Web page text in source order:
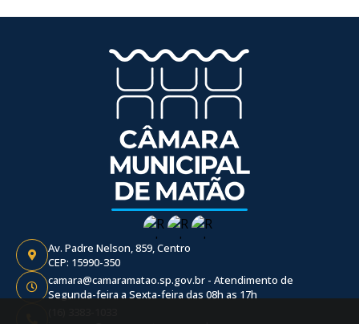
Av. Padre Nelson, 859, Centro
CEP: 15990-350
camara@camaramatao.sp.gov.br - Atendimento de
Segunda-feira a Sexta-feira das 08h as 17h